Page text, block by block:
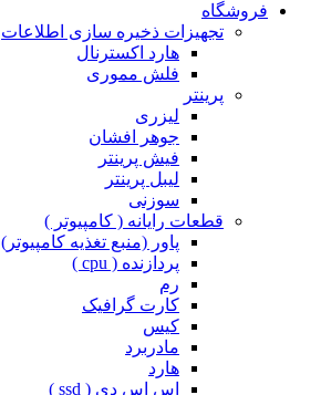
فروشگاه
تجهیزات ذخیره سازی اطلاعات
هارد اکسترنال
فلش مموری
پرینتر
لیزری
جوهر افشان
فیش پرینتر
لیبل پرینتر
سوزنی
قطعات رایانه ( کامپیوتر )
پاور (منبع تغذیه کامپیوتر)
پردازنده ( cpu )
رم
کارت گرافیک
کیس
مادربرد
هارد
اس اس دی ( ssd )